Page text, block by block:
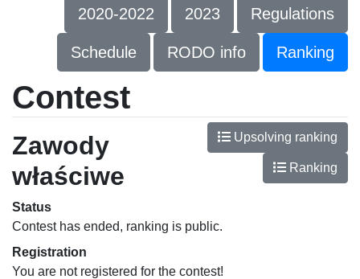
2020-2022 2023 Regulations
Schedule RODO info Ranking
Contest
Zawody
właściwe
Upsolving ranking
Ranking
Status
Contest has ended, ranking is public.
Registration
You are not registered for the contest!